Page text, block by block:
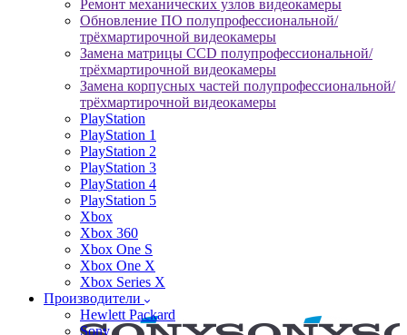
Ремонт механических узлов видеокамеры
Обновление ПО полупрофессиональной/
трёхмартирочной видеокамеры
Замена матрицы CCD полупрофессиональной/
трёхмартирочной видеокамеры
Замена корпусных частей полупрофессиональной/
трёхмартирочной видеокамеры
PlayStation
PlayStation 1
PlayStation 2
PlayStation 3
PlayStation 4
PlayStation 5
Xbox
Xbox 360
Xbox One S
Xbox One X
Xbox Series X
Производители
Hewlett Packard
Sony